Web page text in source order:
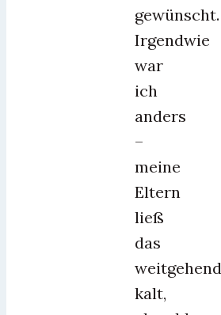
gewünscht.
Irgendwie
war
ich
anders
–
meine
Eltern
ließ
das
weitgehend
kalt,